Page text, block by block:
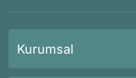
Kurumsal